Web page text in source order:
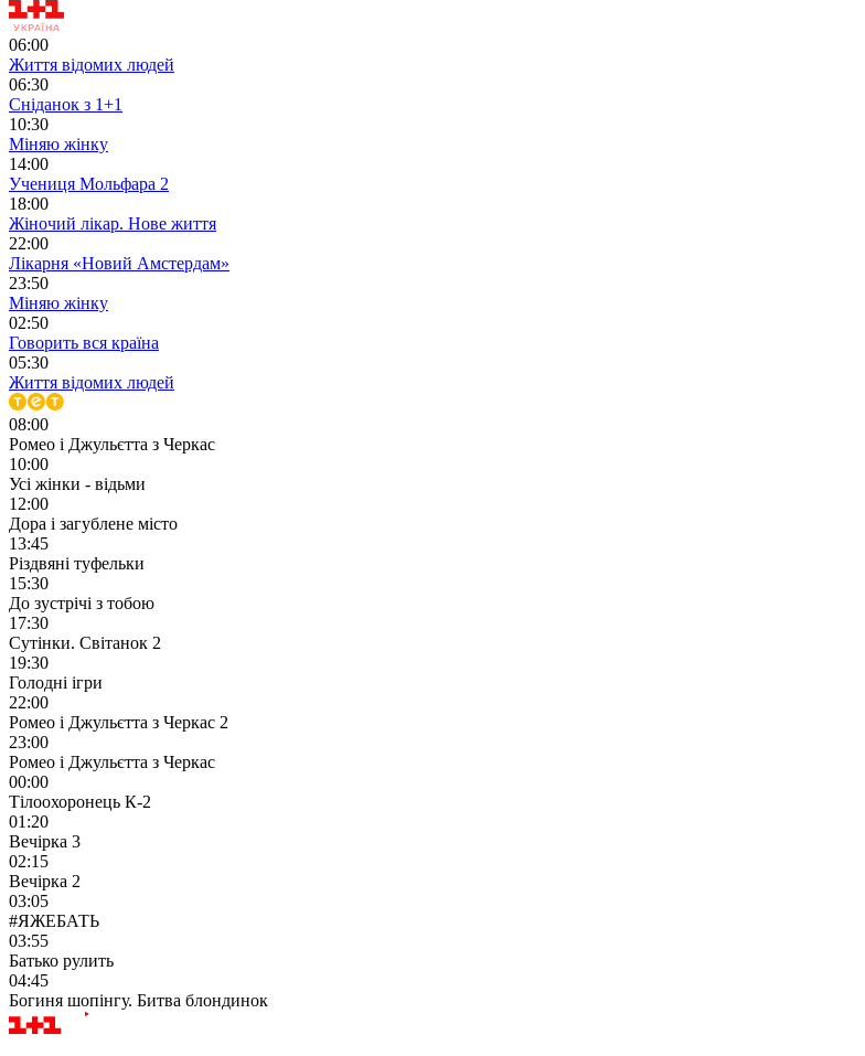
06:00
Життя відомих людей
06:30
Сніданок з 1+1
10:30
Міняю жінку
14:00
Учениця Мольфара 2
18:00
Жіночий лікар. Нове життя
22:00
Лікарня «Новий Амстердам»
23:50
Міняю жінку
02:50
Говорить вся країна
05:30
Життя відомих людей
08:00
Ромео і Джульєтта з Черкас
10:00
Усі жінки - відьми
12:00
Дора і загублене місто
13:45
Різдвяні туфельки
15:30
До зустрічі з тобою
17:30
Сутінки. Світанок 2
19:30
Голодні ігри
22:00
Ромео і Джульєтта з Черкас 2
23:00
Ромео і Джульєтта з Черкас
00:00
Тілоохоронець К-2
01:20
Вечірка 3
02:15
Вечірка 2
03:05
#ЯЖЕБАТЬ
03:55
Батько рулить
04:45
Богиня шопінгу. Битва блондинок